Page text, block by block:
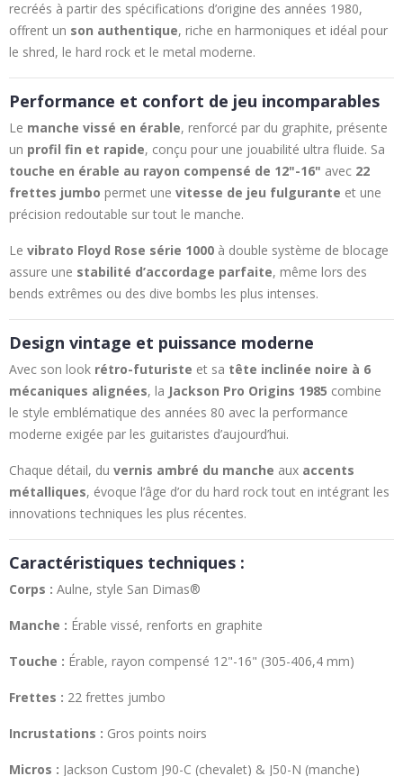
recréés à partir des spécifications d’origine des années 1980,
offrent un son authentique, riche en harmoniques et idéal pour
le shred, le hard rock et le metal moderne.
Performance et confort de jeu incomparables
Le manche vissé en érable, renforcé par du graphite, présente
un profil fin et rapide, conçu pour une jouabilité ultra fluide. Sa
touche en érable au rayon compensé de 12"-16" avec 22
frettes jumbo permet une vitesse de jeu fulgurante et une
précision redoutable sur tout le manche.
Le vibrato Floyd Rose série 1000 à double système de blocage
assure une stabilité d’accordage parfaite, même lors des
bends extrêmes ou des dive bombs les plus intenses.
Design vintage et puissance moderne
Avec son look rétro-futuriste et sa tête inclinée noire à 6
mécaniques alignées, la Jackson Pro Origins 1985 combine
le style emblématique des années 80 avec la performance
moderne exigée par les guitaristes d’aujourd’hui.
Chaque détail, du vernis ambré du manche aux accents
métalliques, évoque l’âge d’or du hard rock tout en intégrant les
innovations techniques les plus récentes.
Caractéristiques techniques :
Corps : Aulne, style San Dimas®
Manche : Érable vissé, renforts en graphite
Touche : Érable, rayon compensé 12"-16" (305-406,4 mm)
Frettes : 22 frettes jumbo
Incrustations : Gros points noirs
Micros : Jackson Custom J90-C (chevalet) & J50-N (manche)